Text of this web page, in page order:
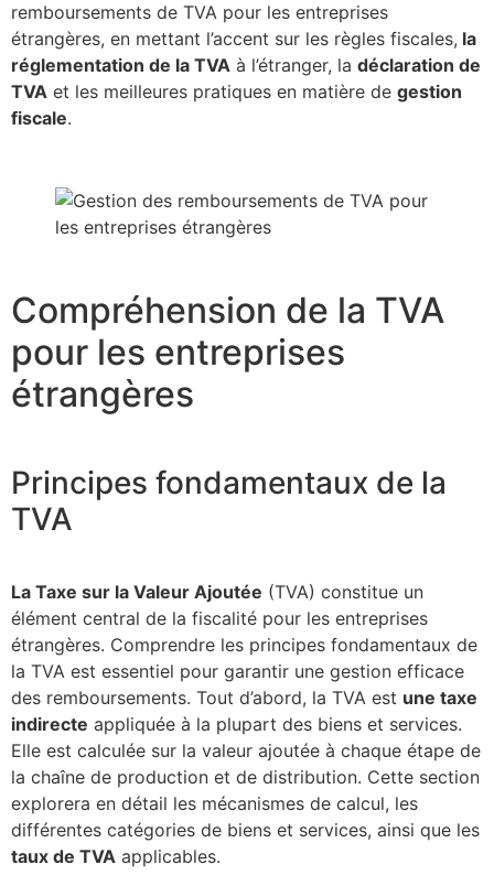
remboursements de TVA pour les entreprises
étrangères, en mettant l’accent sur les règles fiscales, la
réglementation de la TVA à l’étranger, la déclaration de
TVA et les meilleures pratiques en matière de gestion
fiscale.
Compréhension de la TVA
pour les entreprises
étrangères
Principes fondamentaux de la
TVA
La Taxe sur la Valeur Ajoutée (TVA) constitue un
élément central de la fiscalité pour les entreprises
étrangères. Comprendre les principes fondamentaux de
la TVA est essentiel pour garantir une gestion efficace
des remboursements. Tout d’abord, la TVA est une taxe
indirecte appliquée à la plupart des biens et services.
Elle est calculée sur la valeur ajoutée à chaque étape de
la chaîne de production et de distribution. Cette section
explorera en détail les mécanismes de calcul, les
différentes catégories de biens et services, ainsi que les
taux de TVA applicables.